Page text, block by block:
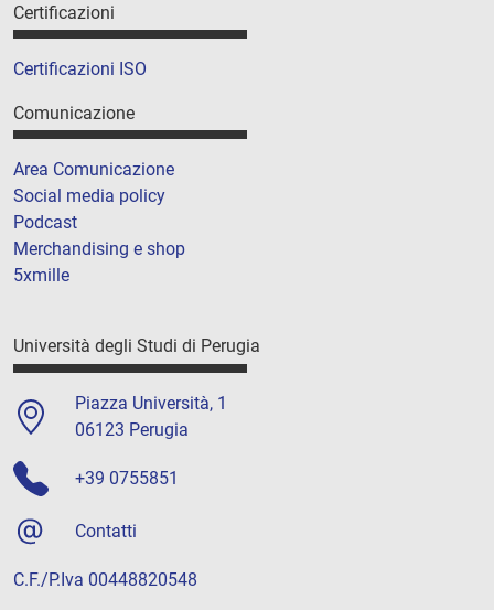
Certificazioni
Certificazioni ISO
Comunicazione
Area Comunicazione
Social media policy
Podcast
Merchandising e shop
5xmille
Università degli Studi di Perugia
Piazza Università, 1
06123 Perugia
+39 0755851
Contatti
C.F./P.Iva 00448820548